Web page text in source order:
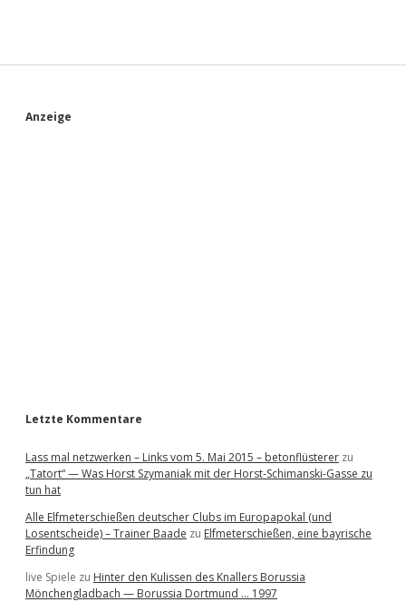
S
Anzeige
Letzte Kommentare
Lass mal netzwerken – Links vom 5. Mai 2015 – betonflüsterer zu
„Tatort“ — Was Horst Szymaniak mit der Horst-Schimanski-Gasse zu
tun hat
Alle Elfmeterschießen deutscher Clubs im Europapokal (und
Losentscheide) – Trainer Baade zu Elfmeterschießen, eine bayrische
Erfindung
live Spiele zu Hinter den Kulissen des Knallers Borussia
Mönchengladbach — Borussia Dortmund … 1997